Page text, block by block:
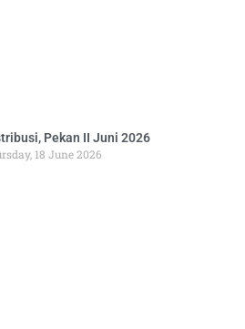
Pekan II Juni 2026
18 June 2026